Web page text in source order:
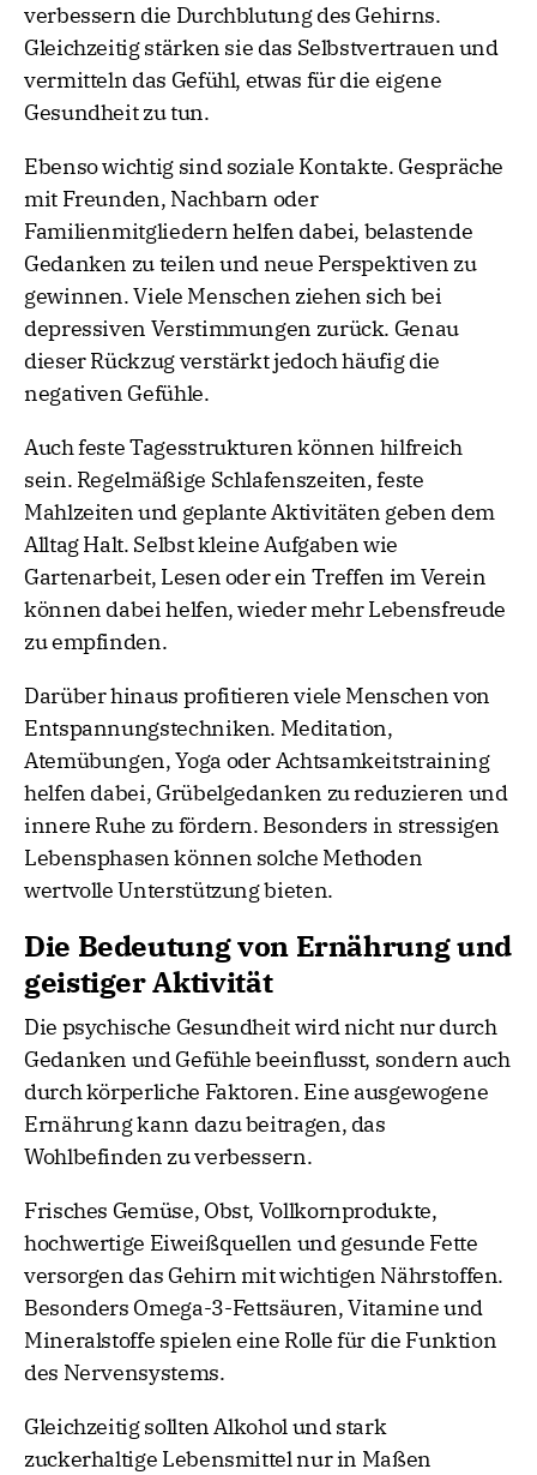
verbessern die Durchblutung des Gehirns.
Gleichzeitig stärken sie das Selbstvertrauen und
vermitteln das Gefühl, etwas für die eigene
Gesundheit zu tun.
Ebenso wichtig sind soziale Kontakte. Gespräche
mit Freunden, Nachbarn oder
Familienmitgliedern helfen dabei, belastende
Gedanken zu teilen und neue Perspektiven zu
gewinnen. Viele Menschen ziehen sich bei
depressiven Verstimmungen zurück. Genau
dieser Rückzug verstärkt jedoch häufig die
negativen Gefühle.
Auch feste Tagesstrukturen können hilfreich
sein. Regelmäßige Schlafenszeiten, feste
Mahlzeiten und geplante Aktivitäten geben dem
Alltag Halt. Selbst kleine Aufgaben wie
Gartenarbeit, Lesen oder ein Treffen im Verein
können dabei helfen, wieder mehr Lebensfreude
zu empfinden.
Darüber hinaus profitieren viele Menschen von
Entspannungstechniken. Meditation,
Atemübungen, Yoga oder Achtsamkeitstraining
helfen dabei, Grübelgedanken zu reduzieren und
innere Ruhe zu fördern. Besonders in stressigen
Lebensphasen können solche Methoden
wertvolle Unterstützung bieten.
Die Bedeutung von Ernährung und
geistiger Aktivität
Die psychische Gesundheit wird nicht nur durch
Gedanken und Gefühle beeinflusst, sondern auch
durch körperliche Faktoren. Eine ausgewogene
Ernährung kann dazu beitragen, das
Wohlbefinden zu verbessern.
Frisches Gemüse, Obst, Vollkornprodukte,
hochwertige Eiweißquellen und gesunde Fette
versorgen das Gehirn mit wichtigen Nährstoffen.
Besonders Omega-3-Fettsäuren, Vitamine und
Mineralstoffe spielen eine Rolle für die Funktion
des Nervensystems.
Gleichzeitig sollten Alkohol und stark
zuckerhaltige Lebensmittel nur in Maßen